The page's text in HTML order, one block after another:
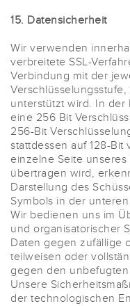
15. Datensicherheit
Wir verwenden
verbreitete SSL-
Verbindung mit der
unterstützt wird. In der
eine 256 Bit
256-Bit
stattdessen auf 128-
einzelne Seite
übertragen wird,
Darstellung des
Symbols in der
Wir bedienen uns im
und organisatorischer
Daten gegen zufällige
teilweisen oder
gegen den
Unsere
der technologischen